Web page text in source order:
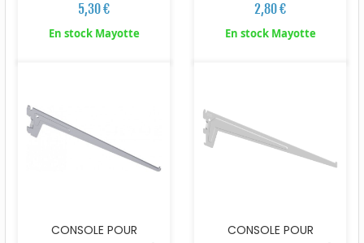
5,30 €
En stock Mayotte
2,80 €
En stock Mayotte
CONSOLE POUR
CONSOLE POUR